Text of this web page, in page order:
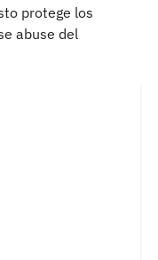
protege los
abuse del